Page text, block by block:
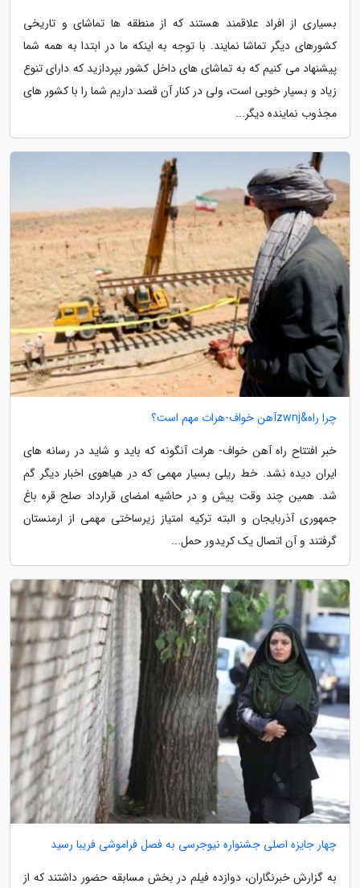
بسیاری از افراد علاقمند هستند که از منطقه ها تماشای و تاریخی
کشورهای دیگر تماشا نمایند. با توجه به اینکه ما در ابتدا به همه شما
پیشنهاد می کنیم که به تماشای های داخل کشور بپردازید که دارای تنوع
زیاد و بسیار خوبی است، ولی در کنار آن قصد داریم شما را با کشور های
مجذوب نماینده دیگر...
چرا راه&zwnjآهن خواف-هرات مهم است؟
خبر افتتاح راه آهن خواف- هرات آنگونه که باید و شاید در رسانه های
ایران دیده نشد. خط ریلی بسیار مهمی که در هیاهوی اخبار دیگر گم
شد. همین چند وقت پیش و در حاشیه امضای قرارداد صلح قره باغ
جمهوری آذربایجان و البته ترکیه امتیاز زیرساختی مهمی از ارمنستان
گرفتند و آن اتصال یک کریدور حمل...
چهار جایزه اصلی جشنواره نیوجرسی به فصل فراموشی فریبا رسید
به گزارش خبرنگاران، دوازده فیلم در بخش مسابقه حضور داشتند که از